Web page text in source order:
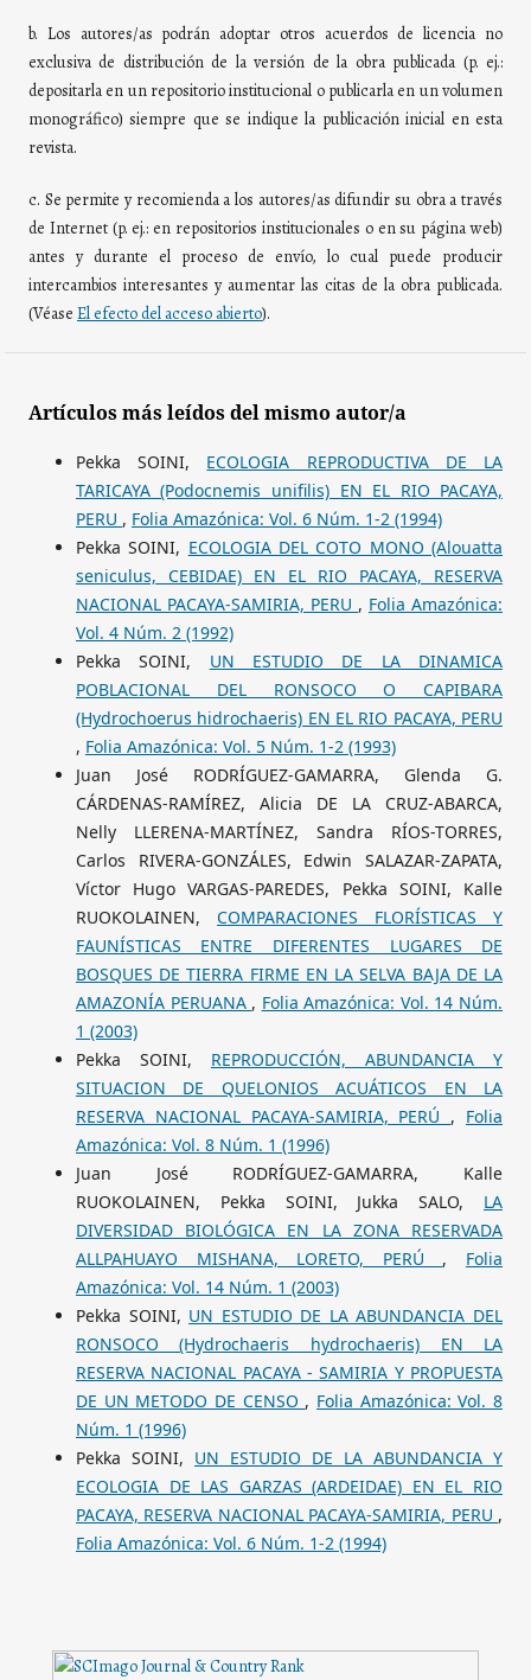
b. Los autores/as podrán adoptar otros acuerdos de licencia no
exclusiva de distribución de la versión de la obra publicada (p. ej.:
depositarla en un repositorio institucional o publicarla en un volumen
monográfico) siempre que se indique la publicación inicial en esta
revista.
c. Se permite y recomienda a los autores/as difundir su obra a través
de Internet (p. ej.: en repositorios institucionales o en su página web)
antes y durante el proceso de envío, lo cual puede producir
intercambios interesantes y aumentar las citas de la obra publicada.
(Véase El efecto del acceso abierto).
Artículos más leídos del mismo autor/a
Pekka SOINI, ECOLOGIA REPRODUCTIVA DE LA
TARICAYA (Podocnemis unifilis) EN EL RIO PACAYA,
PERU , Folia Amazónica: Vol. 6 Núm. 1-2 (1994)
Pekka SOINI, ECOLOGIA DEL COTO MONO (Alouatta
seniculus, CEBIDAE) EN EL RIO PACAYA, RESERVA
NACIONAL PACAYA-SAMIRIA, PERU , Folia Amazónica:
Vol. 4 Núm. 2 (1992)
Pekka SOINI, UN ESTUDIO DE LA DINAMICA
POBLACIONAL DEL RONSOCO O CAPIBARA
(Hydrochoerus hidrochaeris) EN EL RIO PACAYA, PERU
, Folia Amazónica: Vol. 5 Núm. 1-2 (1993)
Juan José RODRÍGUEZ-GAMARRA, Glenda G.
CÁRDENAS-RAMÍREZ, Alicia DE LA CRUZ-ABARCA,
Nelly LLERENA-MARTÍNEZ, Sandra RÍOS-TORRES,
Carlos RIVERA-GONZÁLES, Edwin SALAZAR-ZAPATA,
Víctor Hugo VARGAS-PAREDES, Pekka SOINI, Kalle
RUOKOLAINEN, COMPARACIONES FLORÍSTICAS Y
FAUNÍSTICAS ENTRE DIFERENTES LUGARES DE
BOSQUES DE TIERRA FIRME EN LA SELVA BAJA DE LA
AMAZONÍA PERUANA , Folia Amazónica: Vol. 14 Núm.
1 (2003)
Pekka SOINI, REPRODUCCIÓN, ABUNDANCIA Y
SITUACION DE QUELONIOS ACUÁTICOS EN LA
RESERVA NACIONAL PACAYA-SAMIRIA, PERÚ , Folia
Amazónica: Vol. 8 Núm. 1 (1996)
Juan José RODRÍGUEZ-GAMARRA, Kalle
RUOKOLAINEN, Pekka SOINI, Jukka SALO, LA
DIVERSIDAD BIOLÓGICA EN LA ZONA RESERVADA
ALLPAHUAYO MISHANA, LORETO, PERÚ , Folia
Amazónica: Vol. 14 Núm. 1 (2003)
Pekka SOINI, UN ESTUDIO DE LA ABUNDANCIA DEL
RONSOCO (Hydrochaeris hydrochaeris) EN LA
RESERVA NACIONAL PACAYA - SAMIRIA Y PROPUESTA
DE UN METODO DE CENSO , Folia Amazónica: Vol. 8
Núm. 1 (1996)
Pekka SOINI, UN ESTUDIO DE LA ABUNDANCIA Y
ECOLOGIA DE LAS GARZAS (ARDEIDAE) EN EL RIO
PACAYA, RESERVA NACIONAL PACAYA-SAMIRIA, PERU ,
Folia Amazónica: Vol. 6 Núm. 1-2 (1994)